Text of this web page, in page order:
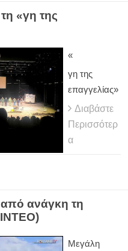
«γη της
«
γη της
επαγγελίας»
Διαβάστε
Περισσότερ
α
από ανάγκη τη
Μεγάλη